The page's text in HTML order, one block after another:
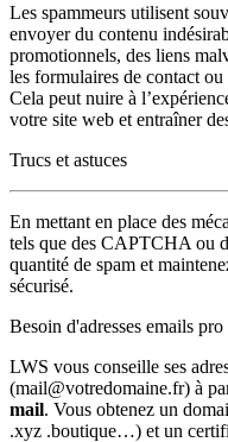
Les spammeurs utilisent
envoyer du contenu
promotionnels, des liens
les formulaires de contact
Cela peut nuire à
votre site web et entraîner
Trucs et astuces
En mettant en place des
tels que des CAPTCHA ou
quantité de spam et
sécurisé.
Besoin d'adresses emails pro
LWS vous conseille ses
(mail@votredomaine.fr) à
mail. Vous obtenez un
.xyz .boutique…) et un